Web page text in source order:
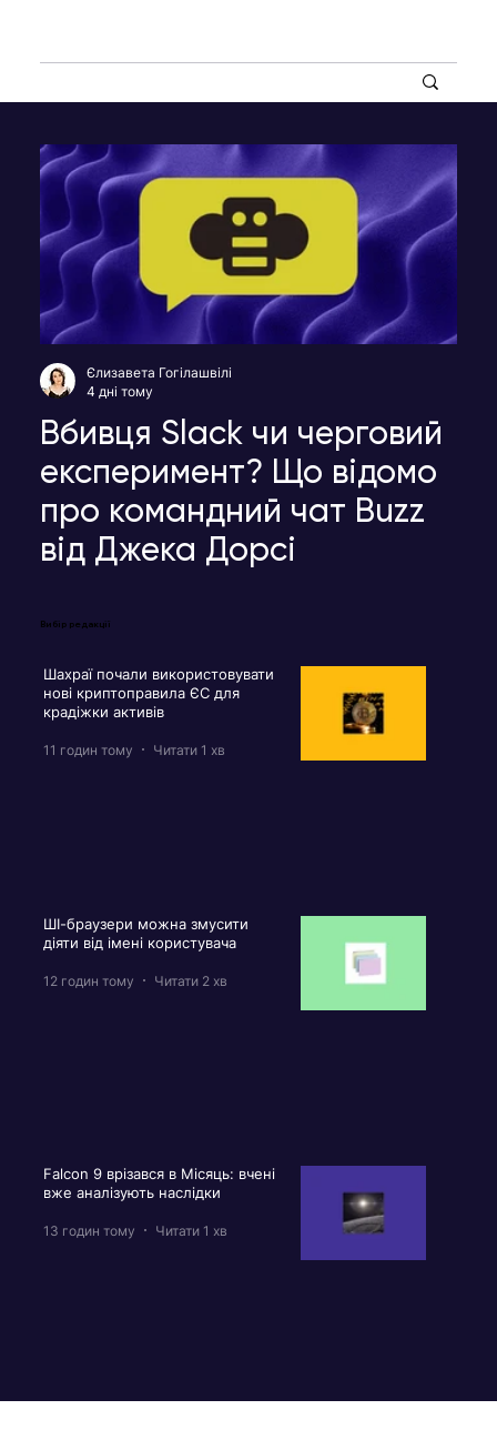
Вбивця Slack чи черговий
експеримент? Що відомо
про командний чат Buzz
від Джека Дорсі
Єлизавета Гогілашвілі
4 дні тому
Вибір редакції
Шахраї почали використовувати
нові криптоправила ЄС для
крадіжки активів
11 годин тому Читати 1 хв
ШІ-браузери можна змусити
діяти від імені користувача
12 годин тому Читати 2 хв
Falcon 9 врізався в Місяць: вчені
вже аналізують наслідки
13 годин тому Читати 1 хв